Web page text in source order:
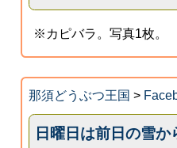
※カピバラ。写真1枚。
那須どうぶつ王国 >
日曜日は前日の雪